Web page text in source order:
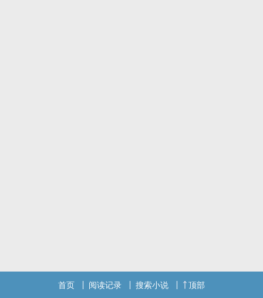
首页 阅读记录 搜索小说 顶部